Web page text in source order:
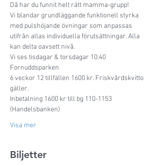
Då har du funnit helt rätt mamma-grupp!
Vi blandar grundläggande funktionell styrka
med pulshöjande övningar som anpassas
utifrån allas individuella förutsättningar. Alla
kan delta oavsett nivå.
Vi ses tisdagar & torsdagar 10:40
Fornuddsparken
6 veckor 12 tillfällen 1600 kr. Friskvårdskvitto
gäller.
Inbetalning 1600 kr till bg 110-1153
(Handelsbanken)
Visa mer
Biljetter